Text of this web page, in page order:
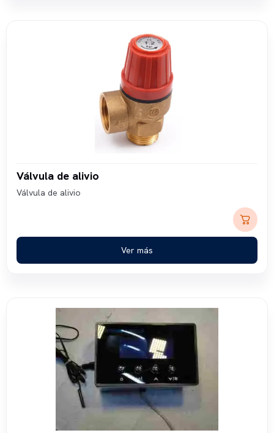
Válvula de alivio
Válvula de alivio
Ver más